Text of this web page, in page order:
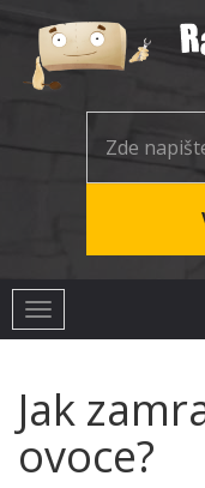
Toggle
navigation
Jak
ovoce?